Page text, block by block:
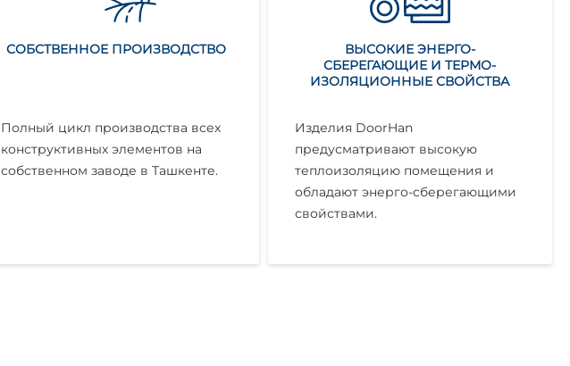
СОБСТВЕННОЕ ПРОИЗВОДСТВО
Полный цикл производства всех
конструктивных элементов на
собственном заводе в Ташкенте.
ВЫСОКИЕ ЭНЕРГО-
СБЕРЕГАЮЩИЕ И ТЕРМО-
ИЗОЛЯЦИОННЫЕ СВОЙСТВА
Изделия DoorHan
предусматривают высокую
теплоизоляцию помещения и
обладают энерго-сберегающими
свойствами.